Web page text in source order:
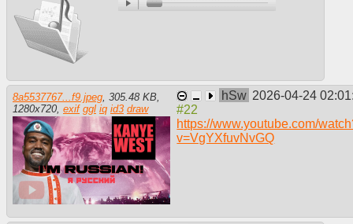
8a5537767...f9.jpeg 305.48 KB
1280x720 exif ggl iq id3 draw
hSw 2026-04-24
https://www.youtube.com/
v=VgYXfuvNvGQ